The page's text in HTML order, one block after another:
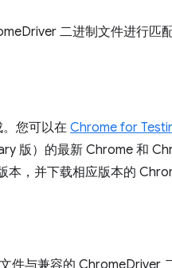
二进制文件进行匹配
您可以在 Chrome for
版）的最新 Chrome 和
本，并下载相应版本的
件与兼容的 ChromeDriver